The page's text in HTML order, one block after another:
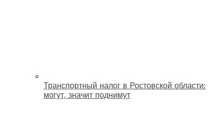
Транспортный налог в Ростовской области:
могут, значит поднимут